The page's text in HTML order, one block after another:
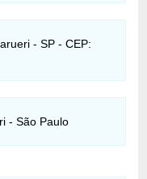
- SP - CEP:
- São Paulo